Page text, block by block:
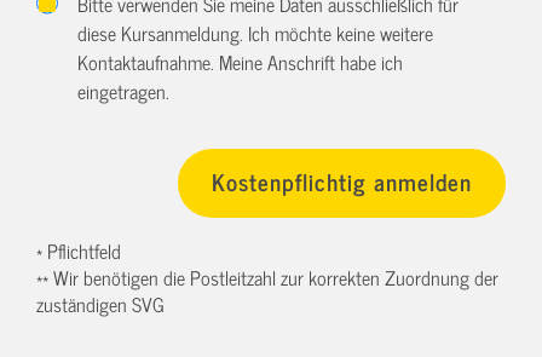
diese Kursanmeldung. Ich möchte keine weitere
Kontaktaufnahme. Meine Anschrift habe ich
eingetragen.
* Pflichtfeld
** Wir benötigen die Postleitzahl zur korrekten Zuordnung der
zuständigen SVG